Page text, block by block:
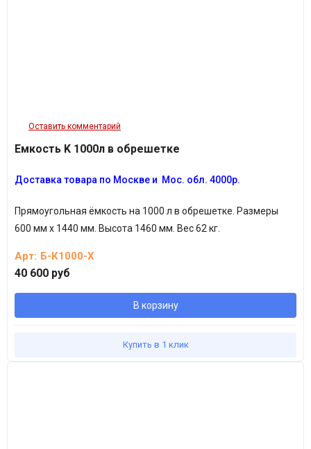
Оставить комментарий
Емкость K 1000л в обрешетке
Доставка товара по Москве и Мос. обл. 4000р.
Прямоугольная ёмкость на 1000 л в обрешетке. Размеры
600 мм х 1440 мм. Высота 1460 мм. Вес 62 кг.
Арт: Б-К1000-Х
40 600 руб
В корзину
Купить в 1 клик